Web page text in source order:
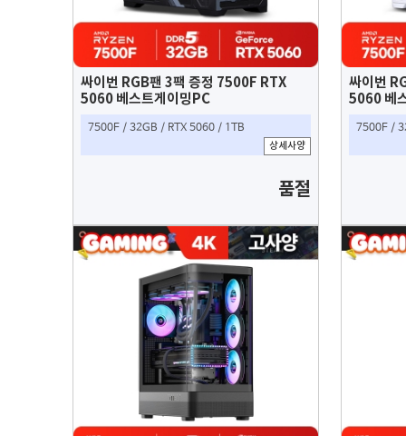
싸이번 RGB팬 3팩 증정 7500F RTX
5060 베스트게이밍PC
7500F / 32GB / RTX 5060 / 1TB
상세사양
품절
싸이번
5060 베
7500F /